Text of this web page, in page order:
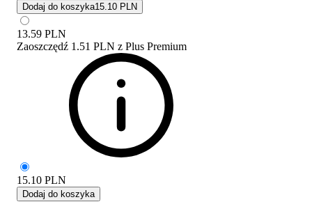
Dodaj do koszyka15.10 PLN
13.59 PLN
Zaoszczędź 1.51 PLN z Plus Premium
15.10 PLN
Dodaj do koszyka